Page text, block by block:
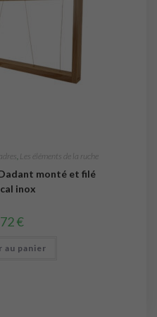
, Les éléments de la ruche
monté et filé
inox
€
au panier